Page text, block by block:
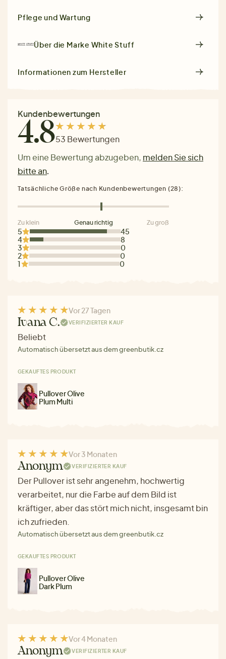
Pflege und Wartung
Über die Marke White Stuff
Informationen zum Hersteller
Kundenbewertungen
4.853 Bewertungen
Um eine Bewertung abzugeben, melden Sie sich
bitte an.
5
45
4
8
3
0
2
0
1
0
Tatsächliche Größe nach Kundenbewertungen (28):
Zu klein Genau richtig Zu groß
Vor 27 Tagen
Ivana C. VERIFIZIERTER KAUF
Beliebt
Automatisch übersetzt aus dem greenbutik.cz
GEKAUFTES PRODUKT
Pullover Olive
Plum Multi
Vor 3 Monaten
Anonym VERIFIZIERTER KAUF
Der Pullover ist sehr angenehm, hochwertig
verarbeitet, nur die Farbe auf dem Bild ist
kräftiger, aber das stört mich nicht, insgesamt bin
ich zufrieden.
Automatisch übersetzt aus dem greenbutik.cz
GEKAUFTES PRODUKT
Pullover Olive
Dark Plum
Vor 4 Monaten
Anonym VERIFIZIERTER KAUF